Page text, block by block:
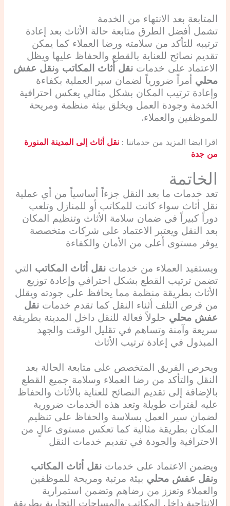
المتابعة بعد الانتهاء من الخدمة
تشمل أفضل الطرق متابعة حالة الأثاث بعد إعادة
ترتيبه للتأكد من سلامته ورضا العملاء كما يمكن
تقديم نصائح للعناية بالقطع والحفاظ عليها ويظل
الاعتماد على خدمات نقل أثاث المكاتب ونقل عفش
محلي أمراً ضرورياً لضمان سير العملية بكفاءة
وإعادة ترتيب المكان بشكل مثالي يعكس احترافية
الخدمة وجودة العمل ويخلق بيئة منظمة ومريحة
للموظفين والعملاء.
اقرا ايضا المزيد من خدماتنا : نقل أثاث إلى المدينة المنورة
من جدة
الخاتمة
تعد خدمات ما بعد النقل جزءاً أساسياً من أي عملية
نقل أثاث سواء كانت للمكاتب أو للمنازل وتلعب
دوراً كبيراً في ضمان سلامة الأثاث وتنظيم المكان
بعد النقل ويعتبر الاعتماد على شركات متخصصة
يوفر مستوى أعلى من الأمان والكفاءة
ويستفيد العملاء من خدمات نقل أثاث المكاتب التي
تضمن ترتيب القطع بشكل احترافي وإعادة توزيع
الأثاث بطريقة منظمة مما يحافظ على جودته ويقلل
من فرص التلف أثناء النقل كما تقدم خدمات نقل
عفش محلي حلولاً فعالة للنقل داخل المدينة بطريقة
سريعة وآمنة وتساهم في تقليل الوقت والجهد
المبذول في إعادة ترتيب الأثاث
ويحرص الفريق المتخصص على متابعة الحالة بعد
النقل والتأكد من رضا العملاء وسلامة جميع القطع
بالإضافة إلى تقديم النصائح للعناية بالأثاث والحفاظ
عليه لفترات طويلة وتعد هذه الخدمات ضرورية
لضمان سير العمل بسلاسة والحفاظ على تنظيم
المكان بطريقة مثالية كما تعكس مستوى عالٍ من
الاحترافية والجودة في تقديم خدمات النقل
ويضمن الاعتماد على خدمات نقل أثاث المكاتب
ونقل عفش محلي بيئة مرتبة ومريحة للموظفين
والعملاء وتعزز من رضاهم وتضمن استمرارية
الإنتاجية داخل المكاتب والمساحات التجارية بطريقة